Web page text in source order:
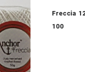
Freccia
100